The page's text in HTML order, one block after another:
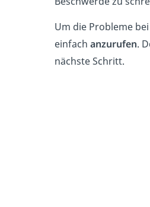
Um die Probleme
einfach anzurufen.
nächste Schritt.